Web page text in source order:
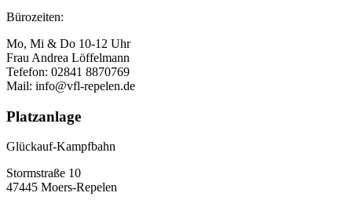
Bürozeiten:
Mo, Mi & Do 10-12 Uhr
Frau Andrea Löffelmann
Tefefon: 02841 8870769
Mail: info@vfl-repelen.de
Platzanlage
Glückauf-Kampfbahn
Stormstraße 10
47445 Moers-Repelen